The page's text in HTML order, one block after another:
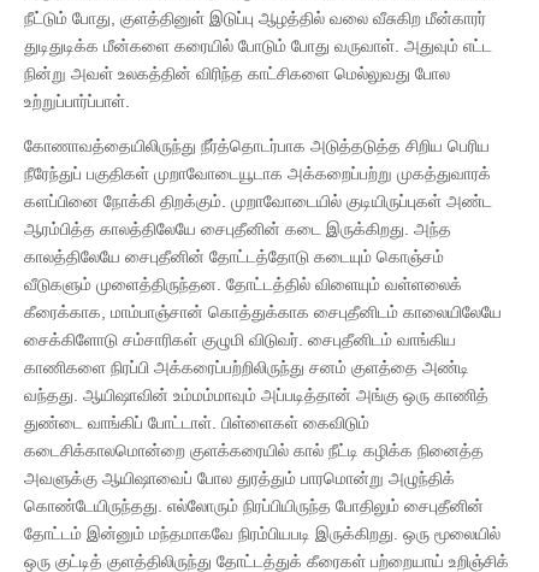
நீட்டும் போது, குளத்தினுள் இடுப்பு ஆழத்தில் வலை வீசுகிற மீன்காரர்
துடிதுடிக்க மீன்களை கரையில் போடும் போது வருவாள். அதுவும் எட்ட
நின்று அவள் உலகத்தின் விரிந்த காட்சிகளை மெல்லுவது போல
உற்றுப்பார்ப்பாள்.
கோணாவத்தையிலிருந்து நீர்த்தொடர்பாக அடுத்தடுத்த சிறிய பெரிய
நீரேந்துப் பகுதிகள் முறாவோடையூடாக அக்கறைப்பற்று முகத்துவாரக்
களப்பினை நோக்கி திறக்கும். முறாவோடையில் குடியிருப்புகள் அண்ட
ஆரம்பித்த காலத்திலேயே சைபுதீனின் கடை இருக்கிறது. அந்த
காலத்திலேயே சைபுதீனின் தோட்டத்தோடு கடையும் கொஞ்சம்
வீடுகளும் முளைத்திருந்தன. தோட்டத்தில் விளையும் வள்ளலைக்
கீரைக்காக, மாம்பாஞ்சான் கொத்துக்காக சைபுதீனிடம் காலையிலேயே
சைக்கிளோடு சம்சாரிகள் குழுமி விடுவர். சைபுதீனிடம் வாங்கிய
காணிகளை நிரப்பி அக்கரைப்பற்றிலிருந்து சனம் குளத்தை அண்டி
வந்தது. ஆயிஷாவின் உம்மம்மாவும் அப்படித்தான் அங்கு ஒரு காணித்
துண்டை வாங்கிப் போட்டாள். பிள்ளைகள் கைவிடும்
கடைசிக்காலமொன்றை குளக்கரையில் கால் நீட்டி கழிக்க நினைத்த
அவளுக்கு ஆயிஷாவைப் போல துரத்தும் பாரமொன்று அழுந்திக்
கொண்டேயிருந்தது. எல்லோரும் நிரப்பியிருந்த போதிலும் சைபுதீனின்
தோட்டம் இன்னும் மந்தமாகவே நிரம்பியபடி இருக்கிறது. ஒரு மூலையில்
ஒரு குட்டித் குளத்திலிருந்து தோட்டத்துக் கீரைகள் பற்றையாய் உறிஞ்சிக்